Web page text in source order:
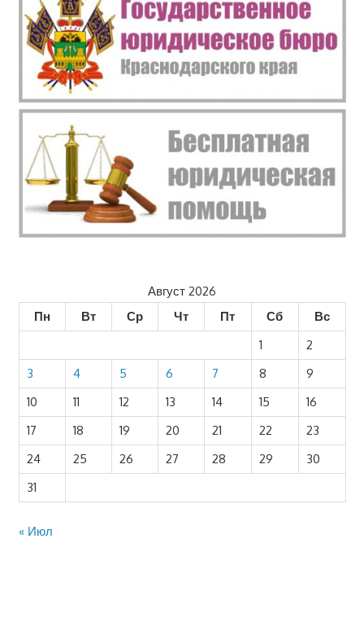
Август 2026
Пн
Вт Ср Чт Пт Сб
Вс
1
2
3
4 5 6 7 8
9
10
11 12 13 14 15
16
17
18 19 20 21 22
23
24
25 26 27 28 29
30
31
« Июл